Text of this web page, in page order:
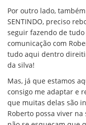
Por outro lado,
SENTINDO, preciso
seguir fazendo de
comunicação com
tudo aqui dentro
da silva!
Mas, já que estamos
consigo me adaptar e
que muitas delas são
Roberto possa viver